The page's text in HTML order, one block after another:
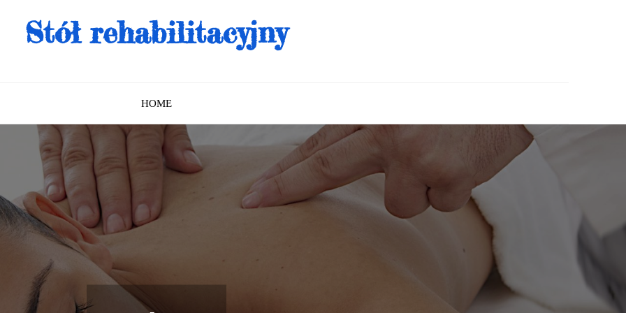
Stół rehabilitacyjny
HOME